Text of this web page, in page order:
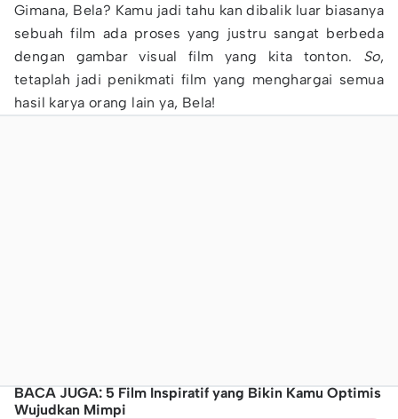
Gimana, Bela? Kamu jadi tahu kan dibalik luar biasanya
sebuah film ada proses yang justru sangat berbeda
dengan gambar visual film yang kita tonton. So,
tetaplah jadi penikmati film yang menghargai semua
hasil karya orang lain ya, Bela!
BACA JUGA: 5 Film Inspiratif yang Bikin Kamu Optimis
Wujudkan Mimpi